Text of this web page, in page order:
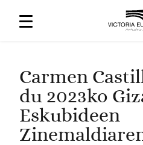
Carmen
du 2023ko
Eskubideen